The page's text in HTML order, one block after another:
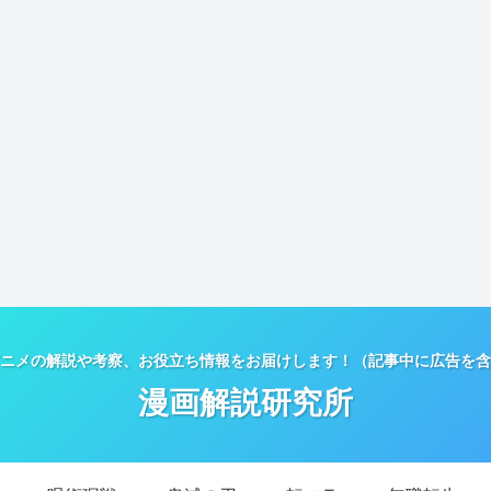
メの解説や考察、お役立ち情報をお届けします！（記事中に広告を
漫画解説研究所